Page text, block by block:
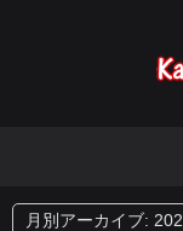
月別アーカイブ: